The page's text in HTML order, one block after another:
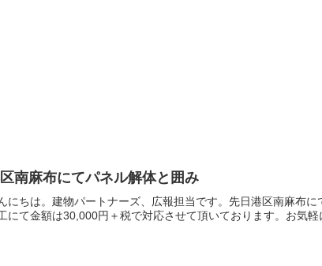
南麻布にてパネル解体と囲み
にちは。建物パートナーズ、広報担当です。先日港区南麻布
にて金額は30,000円＋税で対応させて頂いております。お気軽